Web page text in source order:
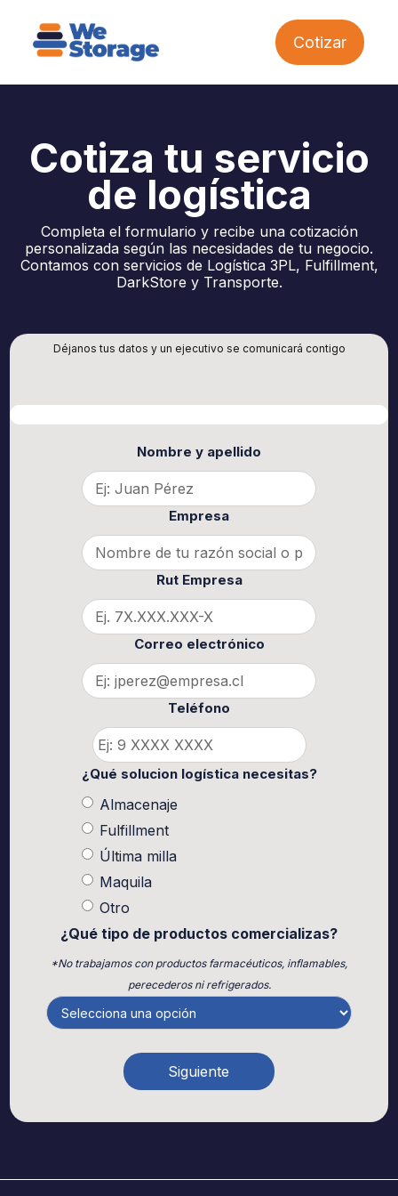
Cotizar
Cotiza tu servicio
de logística
Completa el formulario y recibe una cotización
personalizada según las necesidades de tu negocio.
Contamos con servicios de Logística 3PL, Fulfillment,
DarkStore y Transporte.
Déjanos tus datos y un ejecutivo se comunicará contigo
Nombre y apellido
Empresa
Rut Empresa
Correo electrónico
Teléfono
¿Qué solucion logística necesitas?
Almacenaje
Fulfillment
Última milla
Maquila
Otro
¿Qué tipo de productos comercializas?
*No trabajamos con productos farmacéuticos, inflamables,
perecederos ni refrigerados.
Siguiente